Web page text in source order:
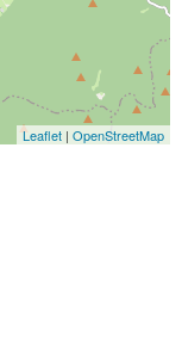
Leaflet | OpenStreetMap